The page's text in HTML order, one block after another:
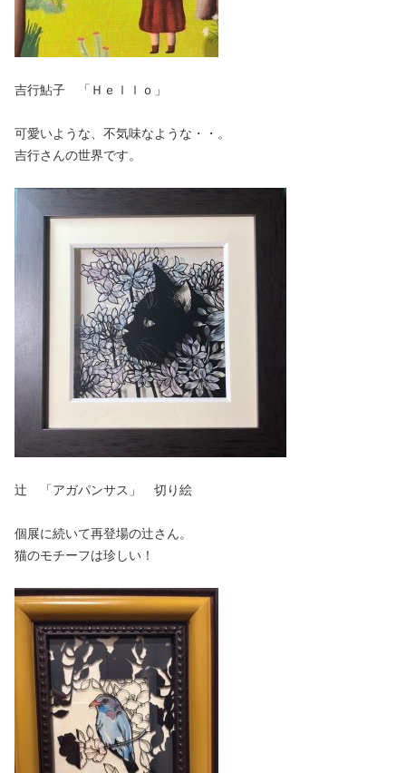
吉行鮎子 「Ｈｅｌｌｏ」
可愛いような、不気味なような・・。
吉行さんの世界です。
辻 「アガパンサス」 切り絵
個展に続いて再登場の辻さん。
猫のモチーフは珍しい！